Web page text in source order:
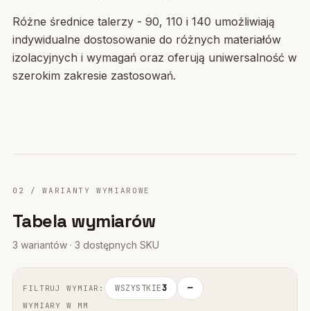
Różne średnice talerzy - 90, 110 i 140 umożliwiają
indywidualne dostosowanie do różnych materiałów
izolacyjnych i wymagań oraz oferują uniwersalność w
szerokim zakresie zastosowań.
02 / WARIANTY WYMIAROWE
Tabela wymiarów
3 wariantów · 3 dostępnych SKU
FILTRUJ WYMIAR: WSZYSTKIE3 —
WYMIARY W MM